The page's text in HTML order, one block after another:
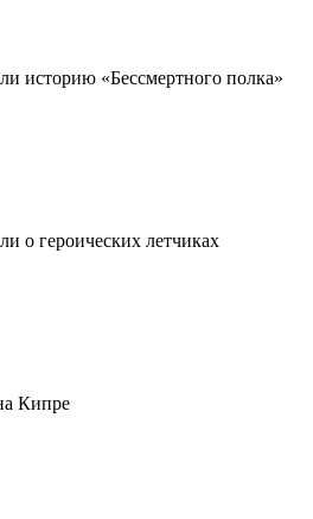
историю «Бессмертного полка»
о героических летчиках
Кипре